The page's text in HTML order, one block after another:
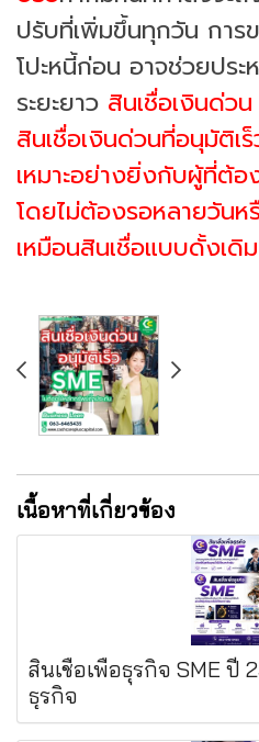
ปรับที่เพิ่มขึ้นทุกวัน การ
โปะหนี้ก่อน อาจช่วยปร
ระยะยาว สินเชื่อเงินด่วน
สินเชื่อเงินด่วนที่อนุมัติเ
เหมาะอย่างยิ่งกับผู้ที่ต้อ
โดยไม่ต้องรอหลายวัน
เหมือนสินเชื่อแบบดั้งเดิ
เนื้อหาที่เกี่ยวข้อง
สินเชื่อเพื่อธุรกิจ SME ปี
ธุรกิจ